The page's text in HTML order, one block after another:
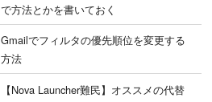
で方法とかを書いておく
Gmailでフィルタの優先順位を変更する
方法
【Nova Launcher難民】オススメの代替